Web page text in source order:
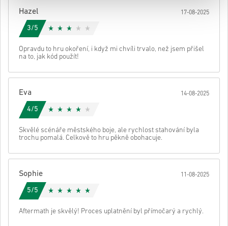
kódu.
Hazel 17-08-2025
3/5
Opravdu to hru okoření, i když mi chvíli trvalo, než jsem přišel
na to, jak kód použít!
Eva 14-08-2025
4/5
Skvělé scénáře městského boje, ale rychlost stahování byla
trochu pomalá. Celkově to hru pěkně obohacuje.
Sophie 11-08-2025
5/5
Aftermath je skvělý! Proces uplatnění byl přímočarý a rychlý.